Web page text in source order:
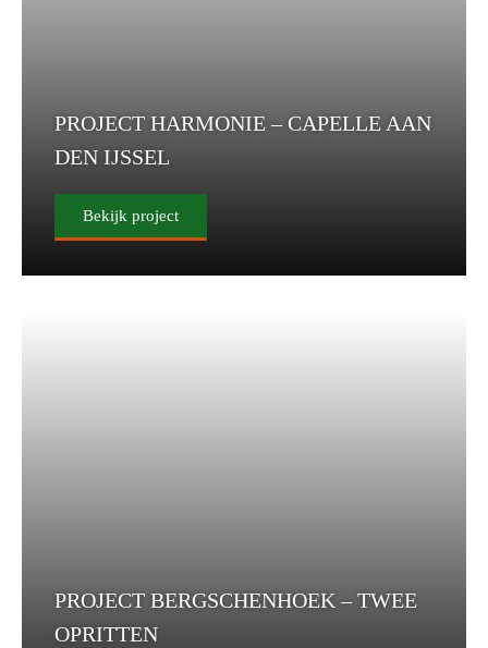
PROJECT HARMONIE – CAPELLE AAN
DEN IJSSEL
Bekijk project
PROJECT BERGSCHENHOEK – TWEE
OPRITTEN